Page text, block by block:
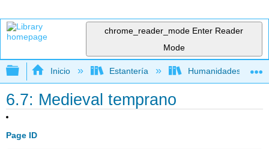
chrome_reader_mode Enter Reader
Mode
Expandir/contraer jerarquía global
Inicio Estantería Humanidades
6.7: Medieval temprano
Page ID